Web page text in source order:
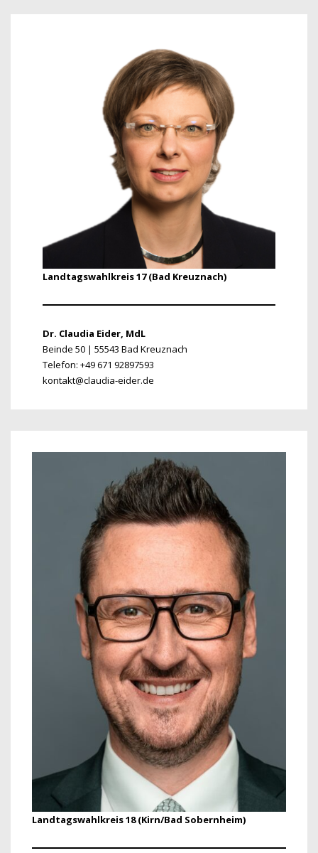
Landtagswahlkreis 17 (Bad Kreuznach)
Dr. Claudia Eider, MdL
Beinde 50 | 55543 Bad Kreuznach
Telefon: +49 671 92897593
kontakt@claudia-eider.de
Landtagswahlkreis 18 (Kirn/Bad Sobernheim)